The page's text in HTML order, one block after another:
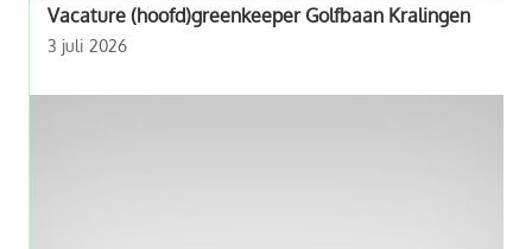
Vacature (hoofd)greenkeeper Golfbaan Kralingen
3 juli 2026